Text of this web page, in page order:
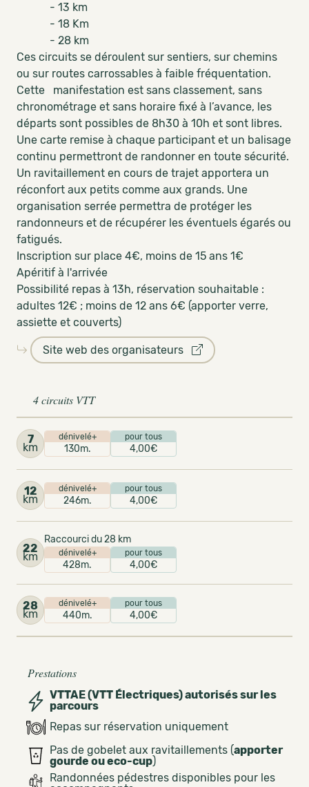
- 13 km
- 18 Km
- 28 km
Ces circuits se déroulent sur sentiers, sur chemins
ou sur routes carrossables à faible fréquentation.
Cette manifestation est sans classement, sans
chronométrage et sans horaire fixé à l’avance, les
départs sont possibles de 8h30 à 10h et sont libres.
Une carte remise à chaque participant et un balisage
continu permettront de randonner en toute sécurité.
Un ravitaillement en cours de trajet apportera un
réconfort aux petits comme aux grands. Une
organisation serrée permettra de protéger les
randonneurs et de récupérer les éventuels égarés ou
fatigués.
Inscription sur place 4€, moins de 15 ans 1€
Apéritif à l'arrivée
Possibilité repas à 13h, réservation souhaitable :
adultes 12€ ; moins de 12 ans 6€ (apporter verre,
assiette et couverts)
Site web des organisateurs
4 circuits VTT
7
km
dénivelé+
130m.
pour tous
4,00€
12
km
dénivelé+
246m.
pour tous
4,00€
22
km
Raccourci du 28 km
dénivelé+
428m.
pour tous
4,00€
28
km
dénivelé+
440m.
pour tous
4,00€
Prestations
VTTAE (VTT Électriques) autorisés sur les
parcours
Repas sur réservation uniquement
Pas de gobelet aux ravitaillements (apporter
gourde ou eco-cup)
Randonnées pédestres disponibles pour les